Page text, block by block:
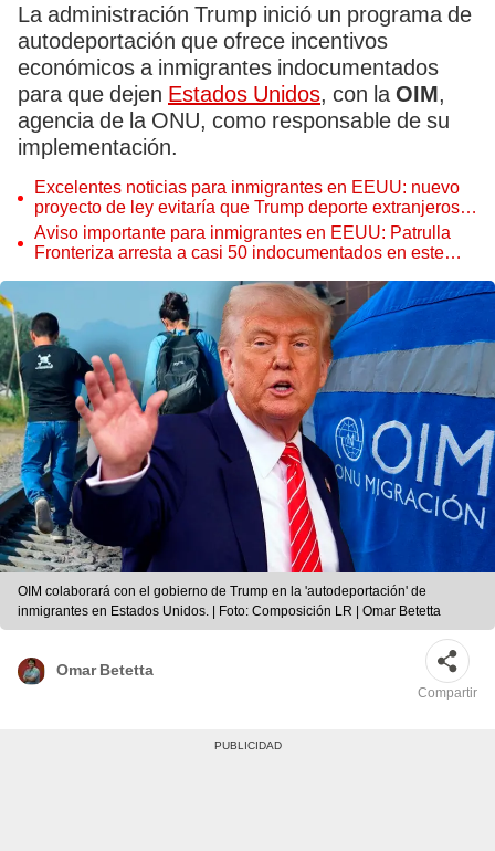
La administración Trump inició un programa de
autodeportación que ofrece incentivos
económicos a inmigrantes indocumentados
para que dejen Estados Unidos, con la OIM,
agencia de la ONU, como responsable de su
implementación.
Excelentes noticias para inmigrantes en EEUU: nuevo
proyecto de ley evitaría que Trump deporte extranjeros
de esta nacionalidad
Aviso importante para inmigrantes en EEUU: Patrulla
Fronteriza arresta a casi 50 indocumentados en este
OIM colaborará con el gobierno de Trump en la 'autodeportación' de
inmigrantes en Estados Unidos. | Foto: Composición LR | Omar Betetta
Omar Betetta
Compartir